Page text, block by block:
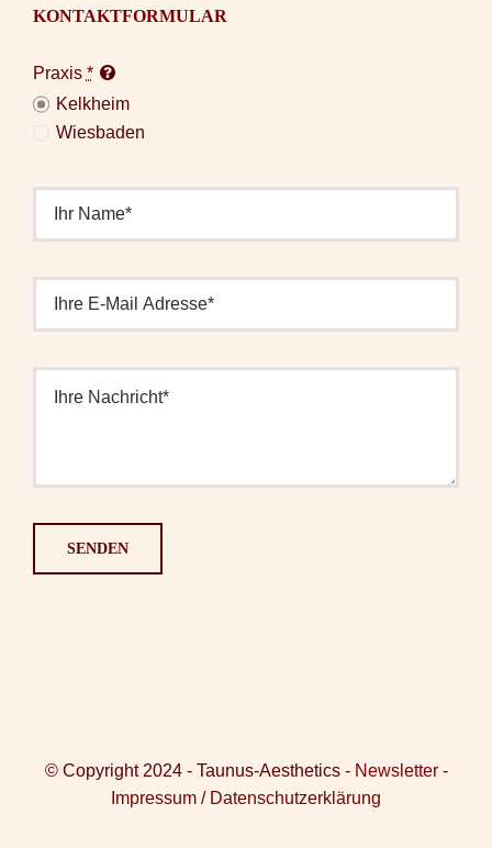
KONTAKTFORMULAR
Praxis *
Kelkheim
Wiesbaden
SENDEN
© Copyright 2024 - Taunus-Aesthetics - Newsletter-
Impressum / Datenschutzerklärung